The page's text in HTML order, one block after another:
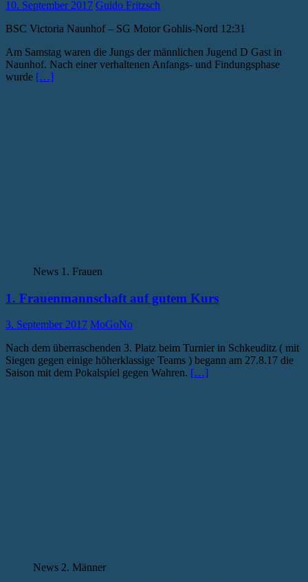
10. September 2017 Guido Fritzsch
BSC Victoria Naunhof – SG Motor Gohlis-Nord 12:31
Am Samstag waren die Jungs der männlichen Jugend D Gast in
Naunhof. Nach einer verhaltenen Anfangs- und Findungsphase
wurde […]
News 1. Frauen
1. Frauenmannschaft auf gutem Kurs
3. September 2017 MoGoNo
Nach dem überraschenden 3. Platz beim Turnier in Schkeuditz ( mit
Siegen gegen einige höherklassige Teams ) begann am 27.8.17 die
Saison mit dem Pokalspiel gegen Wahren. […]
News 2. Männer